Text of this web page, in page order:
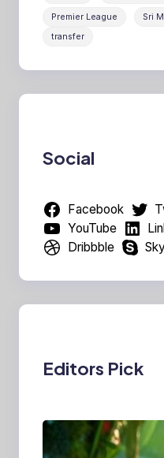
Premier League Sri
transfer
Social
Facebook
YouTube
Dribbble
Editors Pick